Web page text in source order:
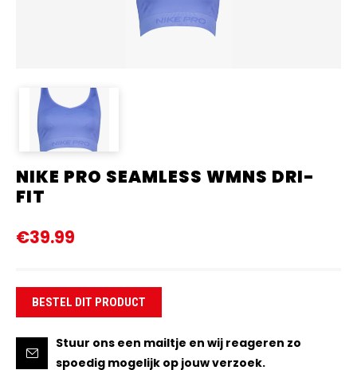
NIKE PRO SEAMLESS WMNS DRI-
FIT
€39.99
BESTEL DIT PRODUCT
Stuur ons een mailtje en wij reageren zo
spoedig mogelijk op jouw verzoek.